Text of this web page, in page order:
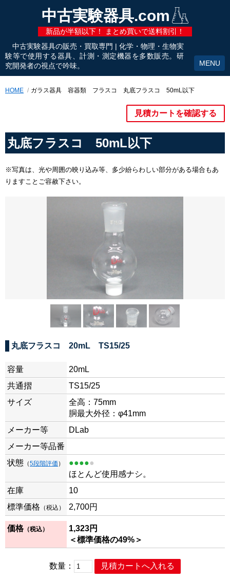
中古実験器具.com
新品が半額以下！ まとめ買いで送料割引！
中古実験器具の販売・買取専門 | 化学・物理・生物実
験等で使用する器具、計測・測定機器を多数販売。研
究開発者の視点で吟味。
HOME ガラス器具 容器類 フラスコ 丸底フラスコ 50mL以下
見積カートを確認する
丸底フラスコ 50mL以下
※写真は、光や周囲の映り込み等、多少紛らわしい部分がある場合もあ
りますことご容赦下さい。
丸底フラスコ 20mL TS15/25
容量
20mL
共通摺
TS15/25
サイズ
全高：75mm
胴最大外径：φ41mm
メーカー等
DLab
メーカー等品番
状態 （5段階評価 ） ●●●●●
ほとんど使用感ナシ。
在庫
10
標準価格 （税込） 2,700円
価格（税込）
1,323円
＜標準価格の49%＞
数量：